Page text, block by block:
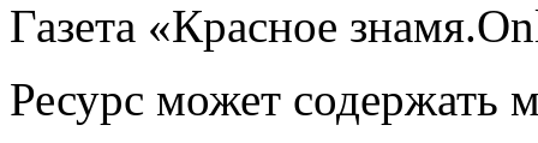
Газета «Красное
Ресурс может содержать